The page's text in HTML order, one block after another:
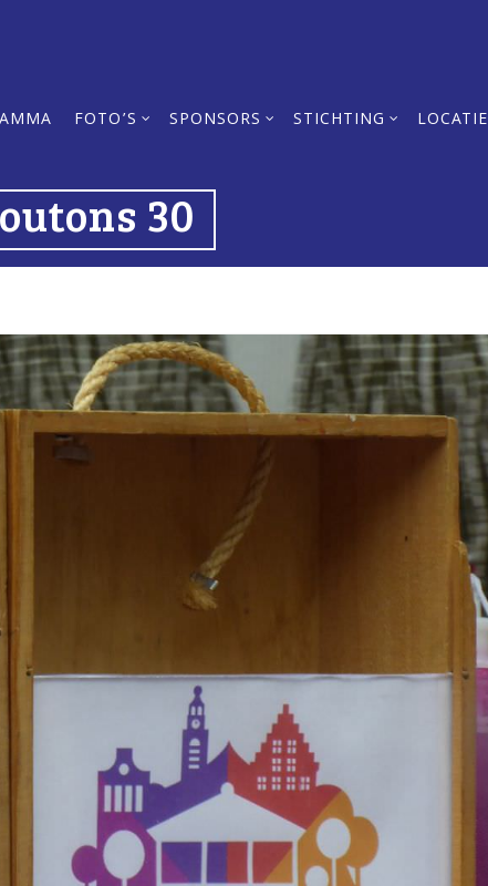
FOTO’S SPONSORS STICHTING LOCATIE
30